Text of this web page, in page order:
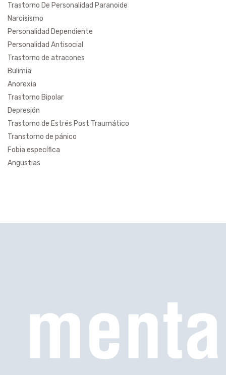
Trastorno De Personalidad Paranoide
Narcisismo
Personalidad Dependiente
Personalidad Antisocial
Trastorno de atracones
Bulimia
Anorexia
Trastorno Bipolar
Depresión
Trastorno de Estrés Post Traumático
Transtorno de pánico
Fobia específica
Angustias